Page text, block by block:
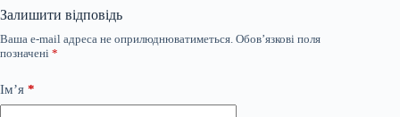
Залишити відповідь
Ваша e-mail адреса не оприлюднюватиметься. Обов’язкові поля
позначені *
Ім’я *